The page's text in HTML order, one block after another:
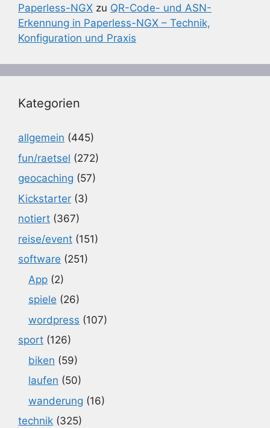
Paperless-NGX zu QR-Code- und ASN-
Erkennung in Paperless-NGX – Technik,
Konfiguration und Praxis
Kategorien
allgemein (445)
fun/raetsel (272)
geocaching (57)
Kickstarter (3)
notiert (367)
reise/event (151)
software (251)
App (2)
spiele (26)
wordpress (107)
sport (126)
biken (59)
laufen (50)
wanderung (16)
technik (325)